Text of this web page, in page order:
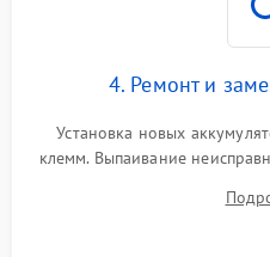
4. Ремонт и
Установка новых
клемм. Выпаивание
цепи зарядки и
Восстановление